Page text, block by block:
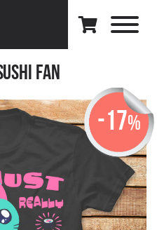
Fan
-17%